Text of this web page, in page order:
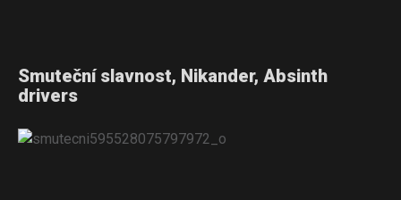
Smuteční slavnost, Nikander, Absinth
drivers